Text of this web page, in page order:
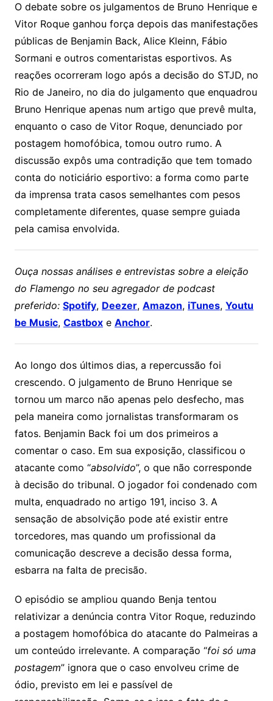
O debate sobre os julgamentos de Bruno Henrique e
Vitor Roque ganhou força depois das manifestações
públicas de Benjamin Back, Alice Kleinn, Fábio
Sormani e outros comentaristas esportivos. As
reações ocorreram logo após a decisão do STJD, no
Rio de Janeiro, no dia do julgamento que enquadrou
Bruno Henrique apenas num artigo que prevê multa,
enquanto o caso de Vitor Roque, denunciado por
postagem homofóbica, tomou outro rumo. A
discussão expôs uma contradição que tem tomado
conta do noticiário esportivo: a forma como parte
da imprensa trata casos semelhantes com pesos
completamente diferentes, quase sempre guiada
pela camisa envolvida.
Ouça nossas análises e entrevistas sobre a eleição
do Flamengo no seu agregador de podcast
preferido: Spotify, Deezer, Amazon, iTunes, Youtu
be Music, Castboxe Anchor.
Ao longo dos últimos dias, a repercussão foi
crescendo. O julgamento de Bruno Henrique se
tornou um marco não apenas pelo desfecho, mas
pela maneira como jornalistas transformaram os
fatos. Benjamin Back foi um dos primeiros a
comentar o caso. Em sua exposição, classificou o
atacante como “absolvido”, o que não corresponde
à decisão do tribunal. O jogador foi condenado com
multa, enquadrado no artigo 191, inciso 3. A
sensação de absolvição pode até existir entre
torcedores, mas quando um profissional da
comunicação descreve a decisão dessa forma,
esbarra na falta de precisão.
O episódio se ampliou quando Benja tentou
relativizar a denúncia contra Vitor Roque, reduzindo
a postagem homofóbica do atacante do Palmeiras a
um conteúdo irrelevante. A comparação “foi só uma
postagem” ignora que o caso envolveu crime de
ódio, previsto em lei e passível de